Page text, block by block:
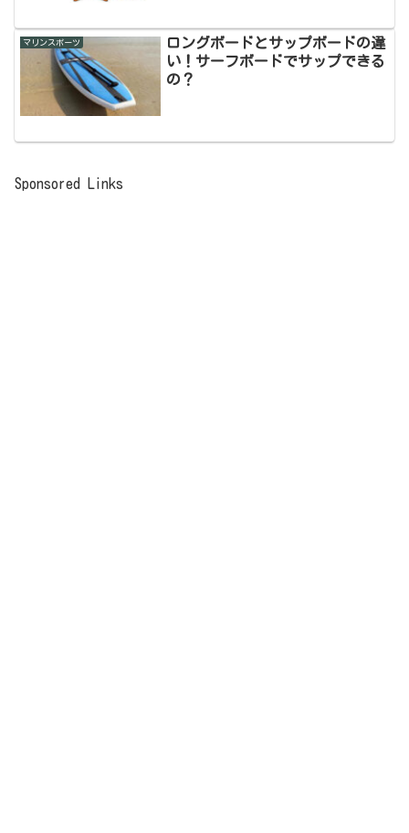
マリンスポーツ
ロングボードとサップボードの違
い！サーフボードでサップできる
の？
Sponsored Links